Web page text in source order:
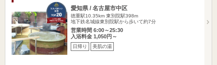
愛知県 / 名古屋市中区
徳重駅10.35km 東別院駅398m
地下鉄名城線東別院駅から歩いて約7分
営業時間 6:00～25:30
入浴料金 1,050円～
日帰り 美肌の湯